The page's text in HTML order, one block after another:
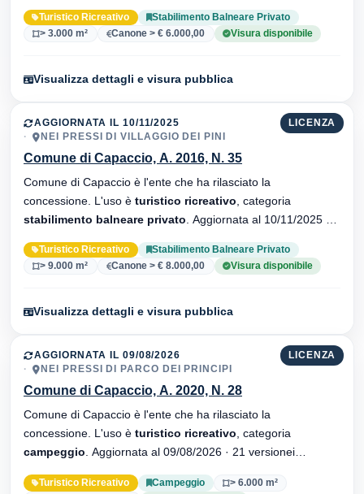
Turistico Ricreativo
Stabilimento Balneare Privato
> 3.000 m²
Canone > € 6.000,00 Visura disponibile
Visualizza dettagli e visura pubblica
LICENZA
AGGIORNATA IL 10/11/2025
NEI PRESSI DI VILLAGGIO DEI PINI
Comune di Capaccio, A. 2016, N. 35
Comune di Capaccio è l'ente che ha rilasciato la
concessione. L'uso è turistico ricreativo , categoria
stabilimento balneare privato
Turistico Ricreativo
Stabilimento Balneare Privato
> 9.000 m²
Canone > € 8.000,00 Visura disponibile
Visualizza dettagli e visura pubblica
LICENZA
AGGIORNATA IL 09/08/2026
NEI PRESSI DI PARCO DEI PRINCIPI
Comune di Capaccio, A. 2020, N. 28
Comune di Capaccio è l'ente che ha rilasciato la
concessione. L'uso è turistico ricreativo , categoria
campeggio
Turistico Ricreativo Campeggio
> 6.000 m²